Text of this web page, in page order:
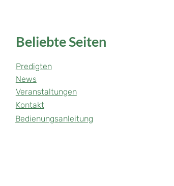
Beliebte Seiten
Predigten
News
Veranstaltungen
Kontakt
Bedienungsanleitung